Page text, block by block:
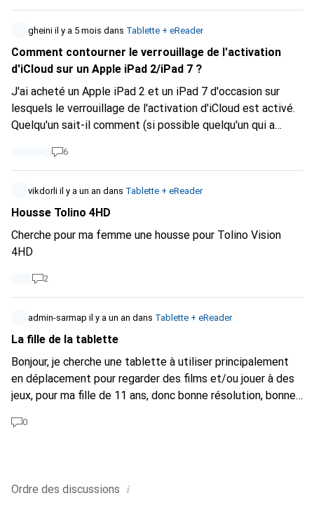
gheini il y a 5 mois dans Tablette + eReader
Comment contourner le verrouillage de l'activation
d'iCloud sur un Apple iPad 2/iPad 7 ?
J'ai acheté un Apple iPad 2 et un iPad 7 d'occasion sur
lesquels le verrouillage de l'activation d'iCloud est activé.
Quelqu'un sait-il comment (si possible quelqu'un qui a
AnyMP4 iPhone Unlocker, ainsi que Wondershare Dr.Fone,
mais sans succès... merci d'avance pour vos suggestions de
solutions... !
6
vikdorli il y a un an dans Tablette + eReader
Housse Tolino 4HD
Cherche pour ma femme une housse pour Tolino Vision
4HD
2
admin-sarmap il y a un an dans Tablette + eReader
La fille de la tablette
Bonjour, je cherche une tablette à utiliser principalement
en déplacement pour regarder des films et/ou jouer à des
jeux, pour ma fille de 11 ans, donc bonne résolution, bonne
0
Ordre des discussions i